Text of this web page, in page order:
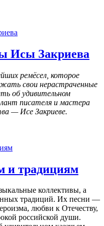
Исы Закриева
ремёсел, которое
свои нерастраченные
об удивительном
писателя и мастера
— Исе Закриеве.
и традициям
коллективы, а
традиций. Их песни —
любви к Отечеству,
российской души.